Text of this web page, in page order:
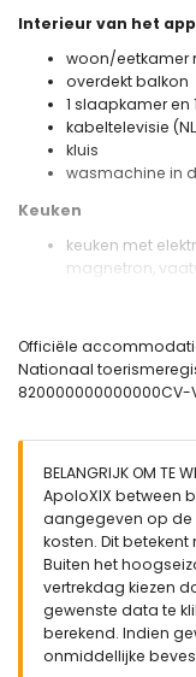
Interieur van het
woon/eetkamer
overdekt balkon
1 slaapkamer en
kabeltelevisie (NL,
kluis
wasmachine in
Keuken
keuken met
magnetron,
slaapkamer met
180cm) en een
Exterieur van het
niervormig
1,6m diep
gazontuin met
terras
buitendouche
buiten
15
Officiële
Nationaal
820000000000000CV-
BELANGRIJK OM
ApoloXIX between
aangegeven op de
kosten. Dit
Buiten het
vertrekdag kiezen
gewenste data te
berekend. Indien
onmiddellijke